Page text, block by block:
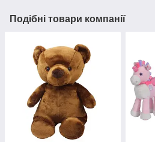
Подібні товари компанії